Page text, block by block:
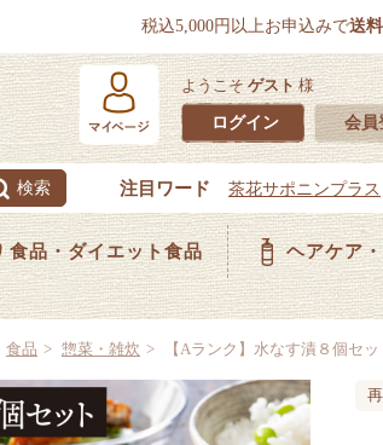
税込5,000円以上お申込みで送
ようこそゲスト 様
ログイン 会員
食品・ダイエット食品 ヘアケア
食品 惣菜・雑炊 【Aランク】水なす漬８個セッ